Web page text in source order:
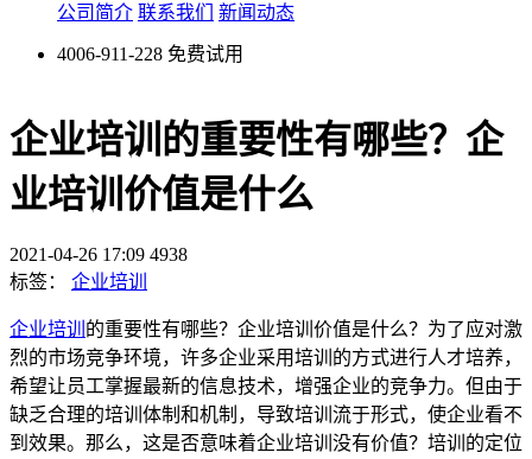
公司简介 联系我们 新闻动态
4006-911-228 免费试用
企业培训的重要性有哪些？企
业培训价值是什么
2021-04-26 17:09 4938
标签：
企业培训
企业培训 的重要性有哪些？企业培训价值是什么？为了应对激
烈的市场竞争环境，许多企业采用培训的方式进行人才培养，
希望让员工掌握最新的信息技术，增强企业的竞争力。但由于
缺乏合理的培训体制和机制，导致培训流于形式，使企业看不
到效果。那么，这是否意味着企业培训没有价值？培训的定位